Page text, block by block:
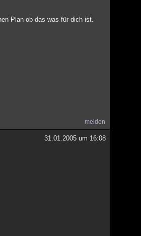
Plan ob das was für dich ist.
melden
31.01.2005 um 16:08